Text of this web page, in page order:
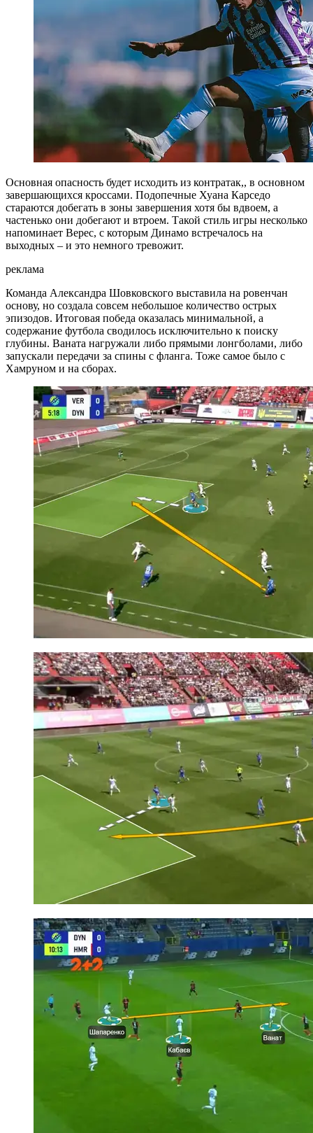
Основная опасность будет исходить из контратак,, в основном
завершающихся кроссами. Подопечные Хуана Карседо
стараются добегать в зоны завершения хотя бы вдвоем, а
частенько они добегают и втроем. Такой стиль игры несколько
напоминает Верес, с которым Динамо встречалось на
выходных – и это немного тревожит.
реклама
Команда Александра Шовковского выставила на ровенчан
основу, но создала совсем небольшое количество острых
эпизодов. Итоговая победа оказалась минимальной, а
содержание футбола сводилось исключительно к поиску
глубины. Ваната нагружали либо прямыми лонгболами, либо
запускали передачи за спины с фланга. Тоже самое было с
Хамруном и на сборах.